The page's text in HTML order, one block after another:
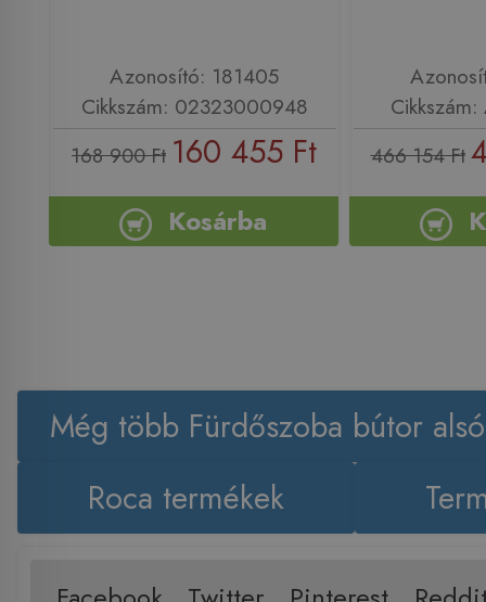
Azonosító: 181405
Cikkszám: 02323000948
168 900 Ft 160 455 Ft
Kosárba
466 154 Ft
Még több Fürdőszoba bútor
Roca termékek